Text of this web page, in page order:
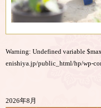
Warning: Undefined variable
enishiya.jp/public_html/hp/wp-
2026年8月